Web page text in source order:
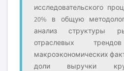
исследовательского
20% в общую
анализ структуры
отраслевых
макроэкономических
доли выручки